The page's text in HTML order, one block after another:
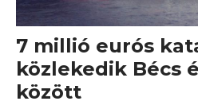
7 millió eurós
közlekedik Bécs
között